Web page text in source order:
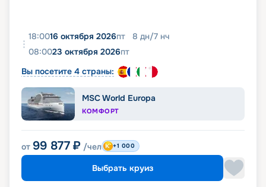
18:0016 октября 2026пт 8 дн/7 нч
08:0023 октября 2026пт
Вы посетите 4 страны:
MSC World Europa
КОМФОРТ
от 99 877 ₽ /чел +1 000
Выбрать круиз